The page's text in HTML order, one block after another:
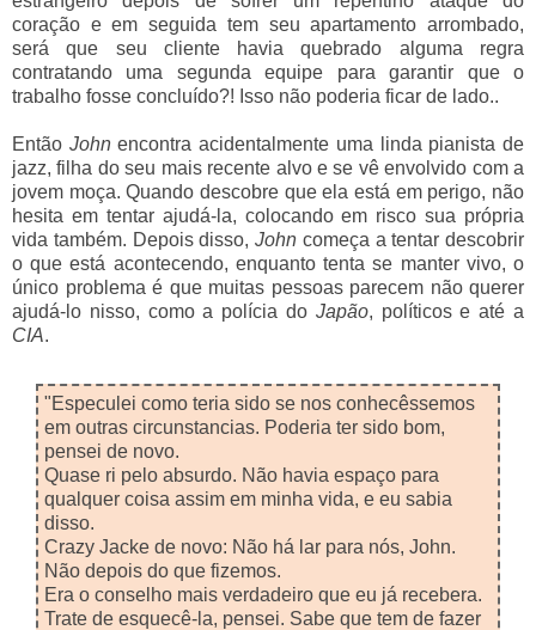
coração e em seguida tem seu apartamento arrombado,
será que seu cliente havia quebrado alguma regra
contratando uma segunda equipe para garantir que o
trabalho fosse concluído?! Isso não poderia ficar de lado..
Então Johnencontra acidentalmente uma linda pianista de
jazz, filha do seu mais recente alvo e se vê envolvido com a
jovem moça. Quando descobre que ela está em perigo, não
hesita em tentar ajudá-la, colocando em risco sua própria
vida também. Depois disso, John começa a tentar descobrir
o que está acontecendo, enquanto tenta se manter vivo, o
único problema é que muitas pessoas parecem não querer
ajudá-lo nisso, como a polícia do Japão, políticos e até a
CIA.
"Especulei como teria sido se nos conhecêssemos
em outras circunstancias. Poderia ter sido bom,
pensei de novo.
Quase ri pelo absurdo. Não havia espaço para
qualquer coisa assim em minha vida, e eu sabia
disso.
Crazy Jacke de novo: Não há lar para nós, John.
Não depois do que fizemos.
Era o conselho mais verdadeiro que eu já recebera.
Trate de esquecê-la, pensei. Sabe que tem de fazer